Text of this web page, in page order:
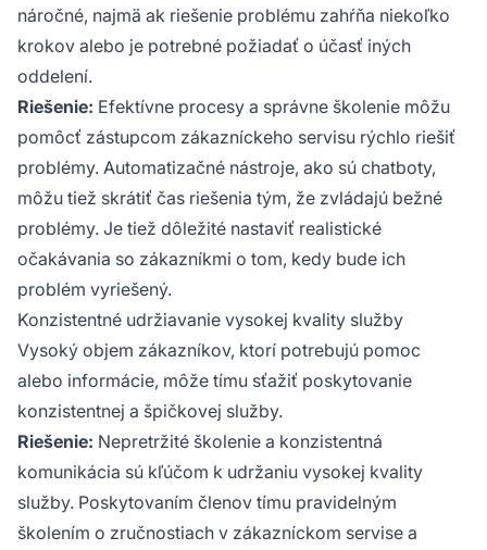
náročné, najmä ak riešenie problému zahŕňa niekoľko
krokov alebo je potrebné požiadať o účasť iných
oddelení.
Riešenie: Efektívne procesy a správne školenie môžu
pomôcť zástupcom zákazníckeho servisu rýchlo riešiť
problémy. Automatizačné nástroje, ako sú chatboty,
môžu tiež skrátiť čas riešenia tým, že zvládajú bežné
problémy. Je tiež dôležité nastaviť realistické
očakávania so zákazníkmi o tom, kedy bude ich
problém vyriešený.
Konzistentné udržiavanie vysokej kvality služby
Vysoký objem zákazníkov, ktorí potrebujú pomoc
alebo informácie, môže tímu sťažiť poskytovanie
konzistentnej a špičkovej služby.
Riešenie: Nepretržité školenie a konzistentná
komunikácia sú kľúčom k udržaniu vysokej kvality
služby. Poskytovaním členov tímu pravidelným
školením o zručnostiach v zákazníckom servise a